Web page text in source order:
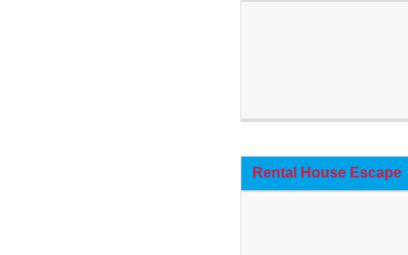
Rental House Escape